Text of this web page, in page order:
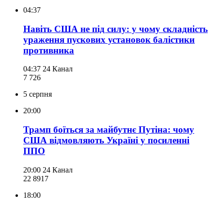
04:37
Навіть США не під силу: у чому складність
ураження пускових установок балістики
противника
04:37 24 Канал
7 726
5 серпня
20:00
Трамп боїться за майбутнє Путіна: чому
США відмовляють Україні у посиленні
ППО
20:00 24 Канал
22 891 7
18:00